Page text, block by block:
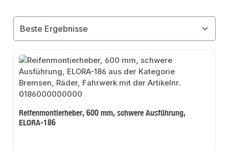
Reifenmontierheber, 600 mm, schwere Ausführung,
ELORA-186